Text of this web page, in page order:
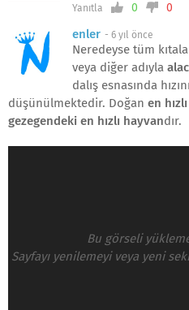
Yanıtla 0 0
enler - 6 yıl önce
Neredeyse tüm
veya diğer adıyla
dalış esnasında
düşünülmektedir. Doğan en
gezegendeki en hızlı hayvandır.
Bu görseli
Sayfayı yenilemeyi veya yeni